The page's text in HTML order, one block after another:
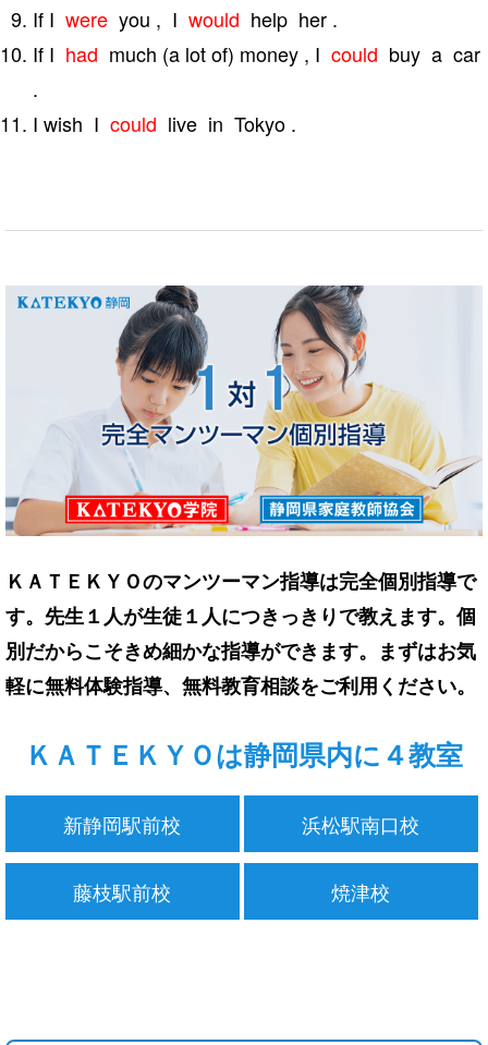
If Iwere you , Iwould help her .
If I had much (a lot of) money , I could buy a car
.
I wish Icould live in Tokyo .
ＫＡＴＥＫＹＯのマンツーマン指導は完全個別指導で
す。先生１人が生徒１人につきっきりで教えます。個
別だからこそきめ細かな指導ができます。まずはお気
軽に無料体験指導、無料教育相談をご利用ください。
ＫＡＴＥＫＹＯは静岡県内に４教室
新静岡駅前校 浜松駅南口校
藤枝駅前校 焼津校